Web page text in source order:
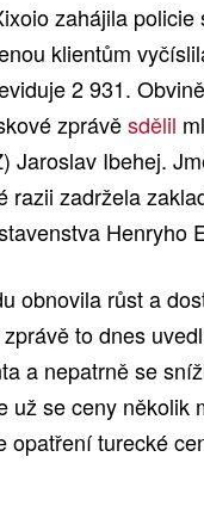
zahájila
klientům
2 931.
zprávěsdělil
Jaroslav Ibehej.
razii zadržela
Henryho
obnovila růst a
to dnes
a nepatrně se
už se ceny několik
opatření turecké